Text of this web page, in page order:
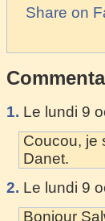
Share on
1. Le lundi 9
Coucou, je
Danet.
2. Le lundi 9
Bonjour